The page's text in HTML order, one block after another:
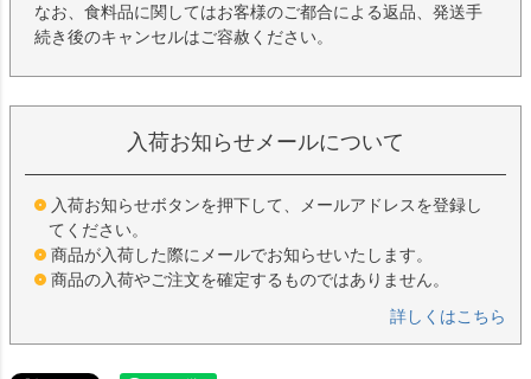
なお、食料品に関してはお客様のご都合による返品、発送手
続き後のキャンセルはご容赦ください。
入荷お知らせメールについて
入荷お知らせボタンを押下して、メールアドレスを登録し
てください。
商品が入荷した際にメールでお知らせいたします。
商品の入荷やご注文を確定するものではありません。
詳しくはこちら